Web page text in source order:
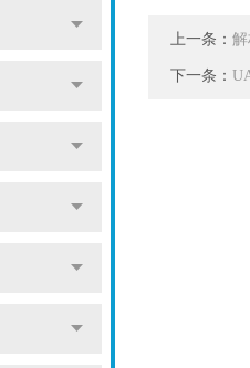
上一条：
下一条：